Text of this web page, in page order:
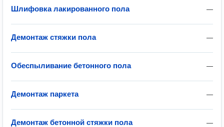
—
Шлифовка лакированного пола
—
Демонтаж стяжки пола
—
Обеспыливание бетонного пола
—
Демонтаж паркета
—
Демонтаж бетонной стяжки пола